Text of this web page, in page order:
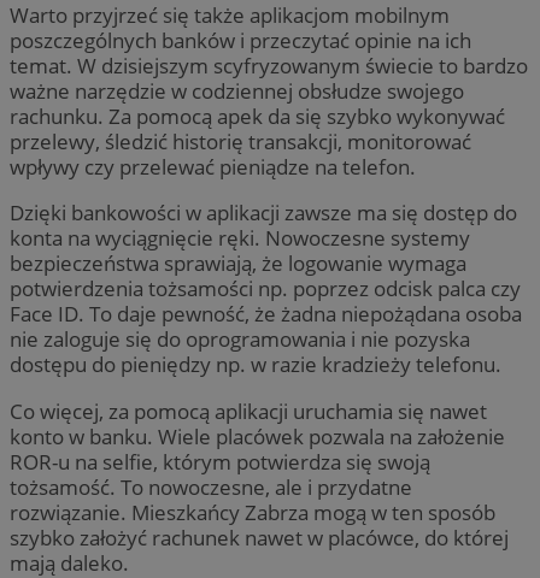
Warto przyjrzeć się także aplikacjom mobilnym
poszczególnych banków i przeczytać opinie na ich
temat. W dzisiejszym scyfryzowanym świecie to bardzo
ważne narzędzie w codziennej obsłudze swojego
rachunku. Za pomocą apek da się szybko wykonywać
przelewy, śledzić historię transakcji, monitorować
wpływy czy przelewać pieniądze na telefon.
Dzięki bankowości w aplikacji zawsze ma się dostęp do
konta na wyciągnięcie ręki. Nowoczesne systemy
bezpieczeństwa sprawiają, że logowanie wymaga
potwierdzenia tożsamości np. poprzez odcisk palca czy
Face ID. To daje pewność, że żadna niepożądana osoba
nie zaloguje się do oprogramowania i nie pozyska
dostępu do pieniędzy np. w razie kradzieży telefonu.
Co więcej, za pomocą aplikacji uruchamia się nawet
konto w banku. Wiele placówek pozwala na założenie
ROR-u na selfie, którym potwierdza się swoją
tożsamość. To nowoczesne, ale i przydatne
rozwiązanie. Mieszkańcy Zabrza mogą w ten sposób
szybko założyć rachunek nawet w placówce, do której
mają daleko.